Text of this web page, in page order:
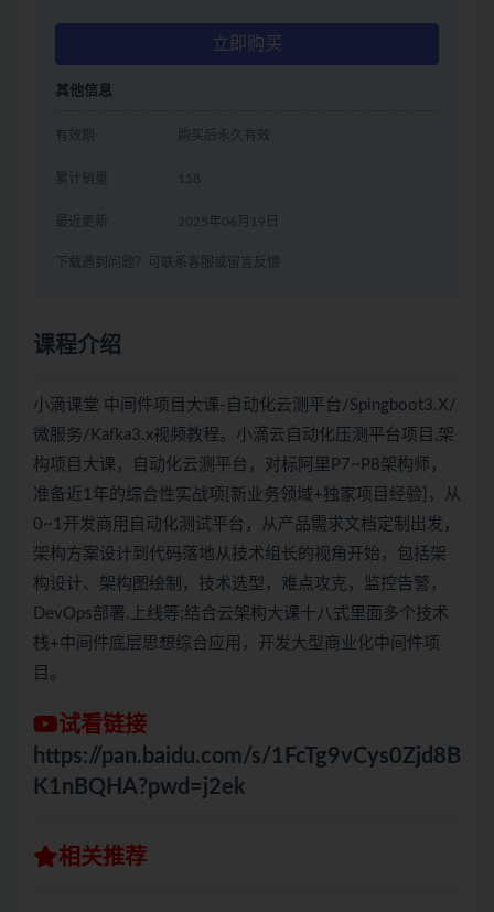
立即购买
其他信息
有效期 购买后永久有效
累计销量 158
最近更新 2025年06月19日
下载遇到问题？可联系客服或留言反馈
课程介绍
小滴课堂 中间件项目大课-自动化云测平台/Spingboot3.X/
微服务/Kafka3.x视频教程。小滴云自动化压测平台项目,架
构项目大课，自动化云测平台，对标阿里P7~P8架构师，
准备近1年的综合性实战项[新业务领域+独家项目经验]，从
0~1开发商用自动化测试平台，从产品需求文档定制出发，
架构方案设计到代码落地从技术组长的视角开始，包括架
构设计、架构图绘制，技术选型，难点攻克，监控告警，
DevOps部署.上线等;结合云架构大课十八式里面多个技术
栈+中间件底层思想综合应用，开发大型商业化中间件项
目。
试看链接
https://pan.baidu.com/s/1FcTg9vCys0Zjd8B
K1nBQHA?pwd=j2ek
相关推荐